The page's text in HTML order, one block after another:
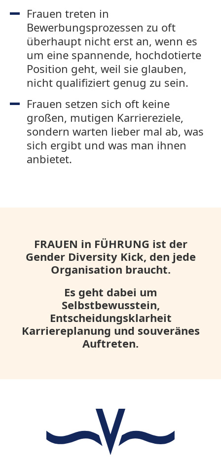
Frauen treten in
Bewerbungsprozessen zu oft
überhaupt nicht erst an, wenn es
um eine spannende, hochdotierte
Position geht, weil sie glauben,
nicht qualifiziert genug zu sein.
Frauen setzen sich oft keine
großen, mutigen Karriereziele,
sondern warten lieber mal ab, was
sich ergibt und was man ihnen
anbietet.
FRAUEN in FÜHRUNG ist der
Gender Diversity Kick, den jede
Organisation braucht.
Es geht dabei um
Selbstbewusstein,
Entscheidungsklarheit
Karriereplanung und souveränes
Auftreten.